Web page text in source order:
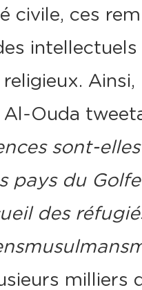
civile, ces
Al-Ouda
sont-
pays du
des réfugi
milliers